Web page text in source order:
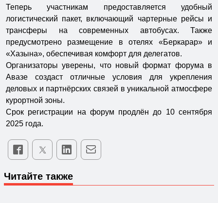
Теперь участникам предоставляется удобный
логистический пакет, включающий чартерные рейсы и
трансферы на современных автобусах. Также
предусмотрено размещение в отелях «Беркарар» и
«Хазына», обеспечивая комфорт для делегатов.
Организаторы уверены, что новый формат форума в
Авазе создаст отличные условия для укрепления
деловых и партнёрских связей в уникальной атмосфере
курортной зоны.
Срок регистрации на форум продлён до 10 сентября
2025 года.
Читайте также